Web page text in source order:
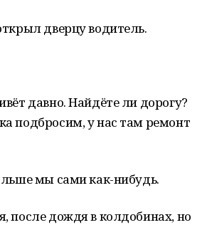
дверцу водитель.
давно. Найдёте ли дорогу?
подбросим, у нас там ремонт
мы сами как-нибудь.
после дождя в колдобинах, но